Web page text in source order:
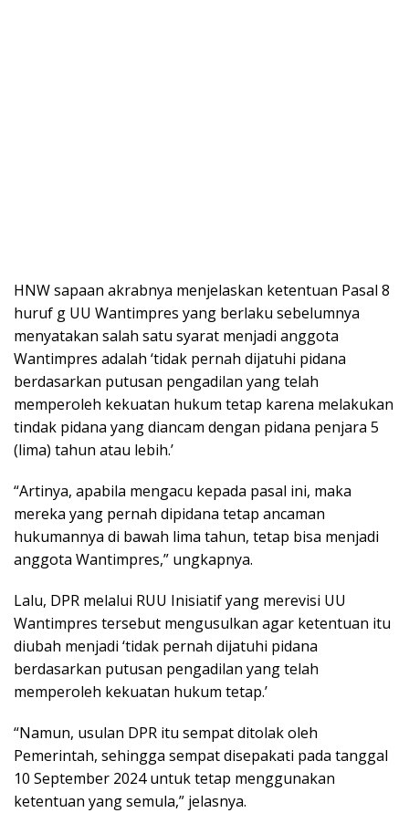
HNW sapaan akrabnya menjelaskan ketentuan Pasal 8
huruf g UU Wantimpres yang berlaku sebelumnya
menyatakan salah satu syarat menjadi anggota
Wantimpres adalah ‘tidak pernah dijatuhi pidana
berdasarkan putusan pengadilan yang telah
memperoleh kekuatan hukum tetap karena melakukan
tindak pidana yang diancam dengan pidana penjara 5
(lima) tahun atau lebih.’
“Artinya, apabila mengacu kepada pasal ini, maka
mereka yang pernah dipidana tetap ancaman
hukumannya di bawah lima tahun, tetap bisa menjadi
anggota Wantimpres,” ungkapnya.
Lalu, DPR melalui RUU Inisiatif yang merevisi UU
Wantimpres tersebut mengusulkan agar ketentuan itu
diubah menjadi ‘tidak pernah dijatuhi pidana
berdasarkan putusan pengadilan yang telah
memperoleh kekuatan hukum tetap.’
“Namun, usulan DPR itu sempat ditolak oleh
Pemerintah, sehingga sempat disepakati pada tanggal
10 September 2024 untuk tetap menggunakan
ketentuan yang semula,” jelasnya.